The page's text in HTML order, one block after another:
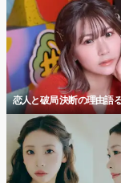
恋人と破局 決断の理由語